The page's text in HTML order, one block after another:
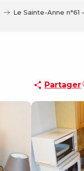
Le Sainte-Anne n°61
Partager